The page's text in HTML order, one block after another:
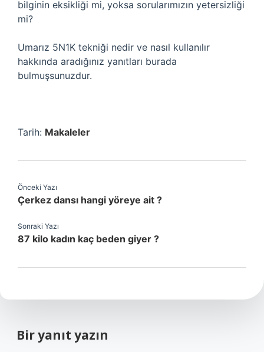
bilginin eksikliği mi, yoksa sorularımızın yetersizliği
mi?
Umarız 5N1K tekniği nedir ve nasıl kullanılır
hakkında aradığınız yanıtları burada
bulmuşsunuzdur.
Tarih: Makaleler
Önceki Yazı
Çerkez dansı hangi yöreye ait ?
Sonraki Yazı
87 kilo kadın kaç beden giyer ?
Bir yanıt yazın